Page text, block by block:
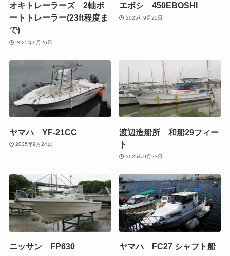
オキトレーラーズ 2軸ボ
ートトレーラー(23ft程度ま
で)
2025年9月26日
エボシ 450EBOSHI
2025年9月25日
ヤマハ YF-21CC
2025年9月24日
渡辺造船所 和船29フィー
ト
2025年9月23日
ニッサン FP630 ヤマハ FC27 シャフト船